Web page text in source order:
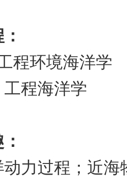
程环境海洋学
程海洋学
力过程；近海